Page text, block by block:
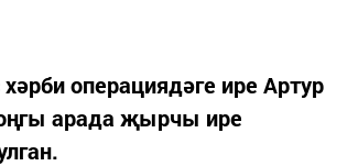
операциядәге ире Артур
арада җырчы ире